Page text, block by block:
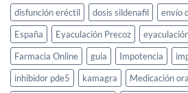
disfunción eréctil
dosis sildenafil envío
España
Eyaculación Precoz
Farmacia Online
guia Impotencia
inhibidor pde5
kamagra Medicación